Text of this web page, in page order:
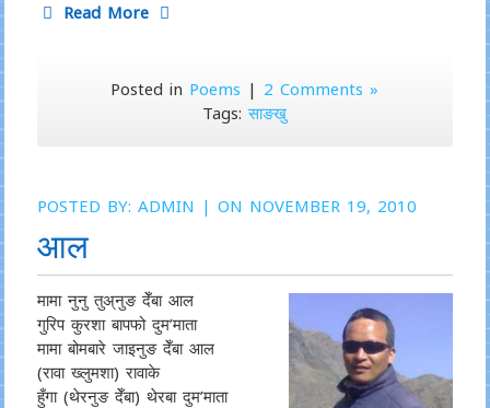
Read More
Posted in Poems | 2 Comments »
Tags:साङखु
POSTED BY: ADMIN | ON NOVEMBER 19, 2010
आल
मामा नुनु तुअ्नुङ देँबा आल
गुरिप कुरशा बापफो दुम’माता
मामा बोमबारे जाइनुङ देँबा आल
(रावा ख्लुमशा) रावाके
हुँगा (थेरनुङ देँबा) थेरबा दुम’माता